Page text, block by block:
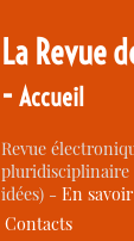
La Revue
-Accueil
Revue
idées) -En
Contacts